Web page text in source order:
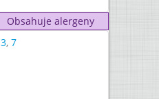
Obsahuje alergeny
3, 7